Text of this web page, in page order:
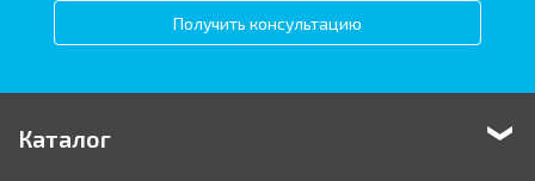
Получить консультацию
Каталог